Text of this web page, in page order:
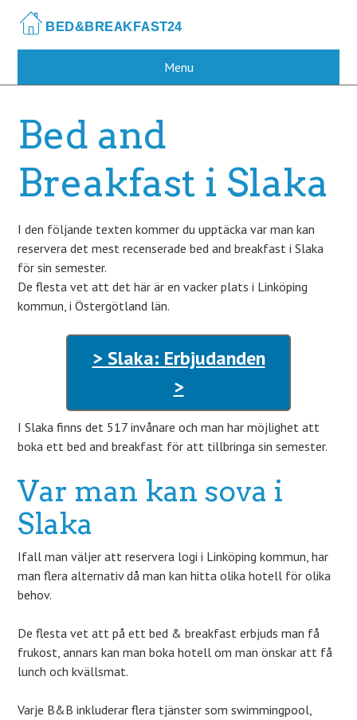
main
Menu
Bed and
Breakfast i Slaka
I den följande texten kommer du upptäcka var man kan
reservera det mest recenserade bed and breakfast i Slaka
för sin semester.
De flesta vet att det här är en vacker plats i Linköping
kommun, i Östergötland län.
> Slaka: Erbjudanden
>
I Slaka finns det 517 invånare och man har möjlighet att
boka ett bed and breakfast för att tillbringa sin semester.
Var man kan sova i
Slaka
Ifall man väljer att reservera logi i Linköping kommun, har
man flera alternativ då man kan hitta olika hotell för olika
behov.
De flesta vet att på ett bed & breakfast erbjuds man få
frukost, annars kan man boka hotell om man önskar att få
lunch och kvällsmat.
Varje B&B inkluderar flera tjänster som swimmingpool,